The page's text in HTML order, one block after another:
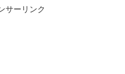
サーリンク